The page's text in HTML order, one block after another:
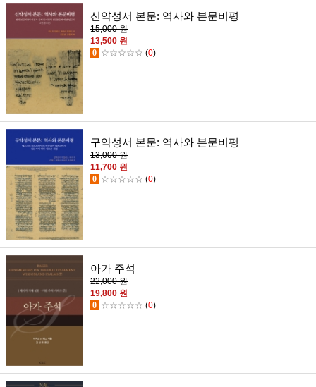
신약성서 본문: 역사와 본문비평
15,000 원
13,500 원
0 ☆☆☆☆☆ (0)
구약성서 본문: 역사와 본문비평
13,000 원
11,700 원
0 ☆☆☆☆☆ (0)
아가 주석
22,000 원
19,800 원
0 ☆☆☆☆☆ (0)